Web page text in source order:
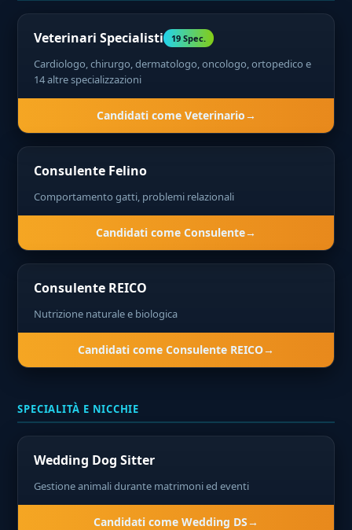
Veterinari Specialisti 19 Spec.
Cardiologo, chirurgo, dermatologo, oncologo, ortopedico e
14 altre specializzazioni
Candidati come Veterinario
Consulente Felino
Comportamento gatti, problemi relazionali
Candidati come Consulente
Consulente REICO
Nutrizione naturale e biologica
Candidati come Consulente REICO
SPECIALITÀ E NICCHIE
Wedding Dog Sitter
Gestione animali durante matrimoni ed eventi
Candidati come Wedding DS